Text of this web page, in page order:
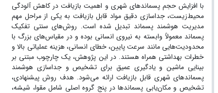
با افزایش حجم پسماندهای شهری و اهمیت بازیافت در کاهش آلودگی
محیط‌زیست، جداسازی دقیق مواد قابل بازیافت به یکی از مراحل مهم
مدیریت هوشمند پسماند تبدیل شده است. روش‌های سنتی تفکیک
پسماند معمولاً وابسته به نیروی انسانی بوده و در مقیاس‌های بزرگ با
محدودیت‌هایی مانند سرعت پایین، خطای انسانی، هزینه عملیاتی بالا و
خطرات بهداشتی همراه هستند. در این پژوهش، یک چارچوب مبتنی بر
بینایی ماشین و یادگیری عمیق برای تشخیص و جداسازی هوشمند
پسماندهای شهری قابل بازیافت ارائه می‌شود. هدف روش پیشنهادی،
تشخیص و مکان‌یابی پسماندها در پنج گروه اصلی شامل مقوا، شیشه،